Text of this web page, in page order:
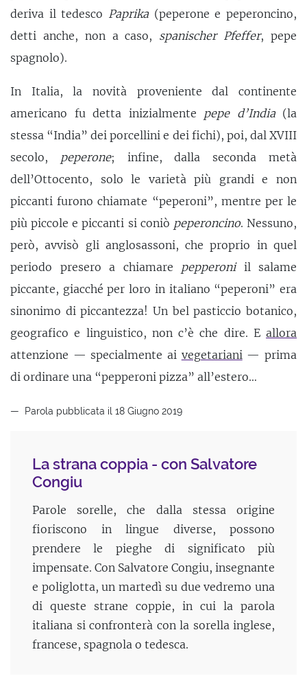
deriva il tedesco Paprika(peperone e peperoncino,
detti anche, non a caso, spanischer Pfeffer, pepe
spagnolo).
In Italia, la novità proveniente dal continente
americano fu detta inizialmente pepe d’India(la
stessa “India” dei porcellini e dei fichi), poi, dal XVIII
secolo, peperone; infine, dalla seconda metà
dell’Ottocento, solo le varietà più grandi e non
piccanti furono chiamate “peperoni”, mentre per le
più piccole e piccanti si coniò peperoncino. Nessuno,
però, avvisò gli anglosassoni, che proprio in quel
periodo presero a chiamare pepperoniil salame
piccante, giacché per loro in italiano “peperoni” era
sinonimo di piccantezza! Un bel pasticcio botanico,
geografico e linguistico, non c’è che dire. E allora
attenzione — specialmente ai vegetariani— prima
di ordinare una “pepperoni pizza” all’estero…
Parola pubblicata il 18 Giugno 2019
La strana coppia - con Salvatore
Congiu
Parole sorelle, che dalla stessa origine
fioriscono in lingue diverse, possono
prendere le pieghe di significato più
impensate. Con Salvatore Congiu, insegnante
e poliglotta, un martedì su due vedremo una
di queste strane coppie, in cui la parola
italiana si confronterà con la sorella inglese,
francese, spagnola o tedesca.